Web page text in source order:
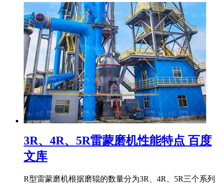
3R、4R、5R雷蒙磨机性能特点 百度
文库
R型雷蒙磨机根据磨辊的数量分为3R、4R、5R三个系列